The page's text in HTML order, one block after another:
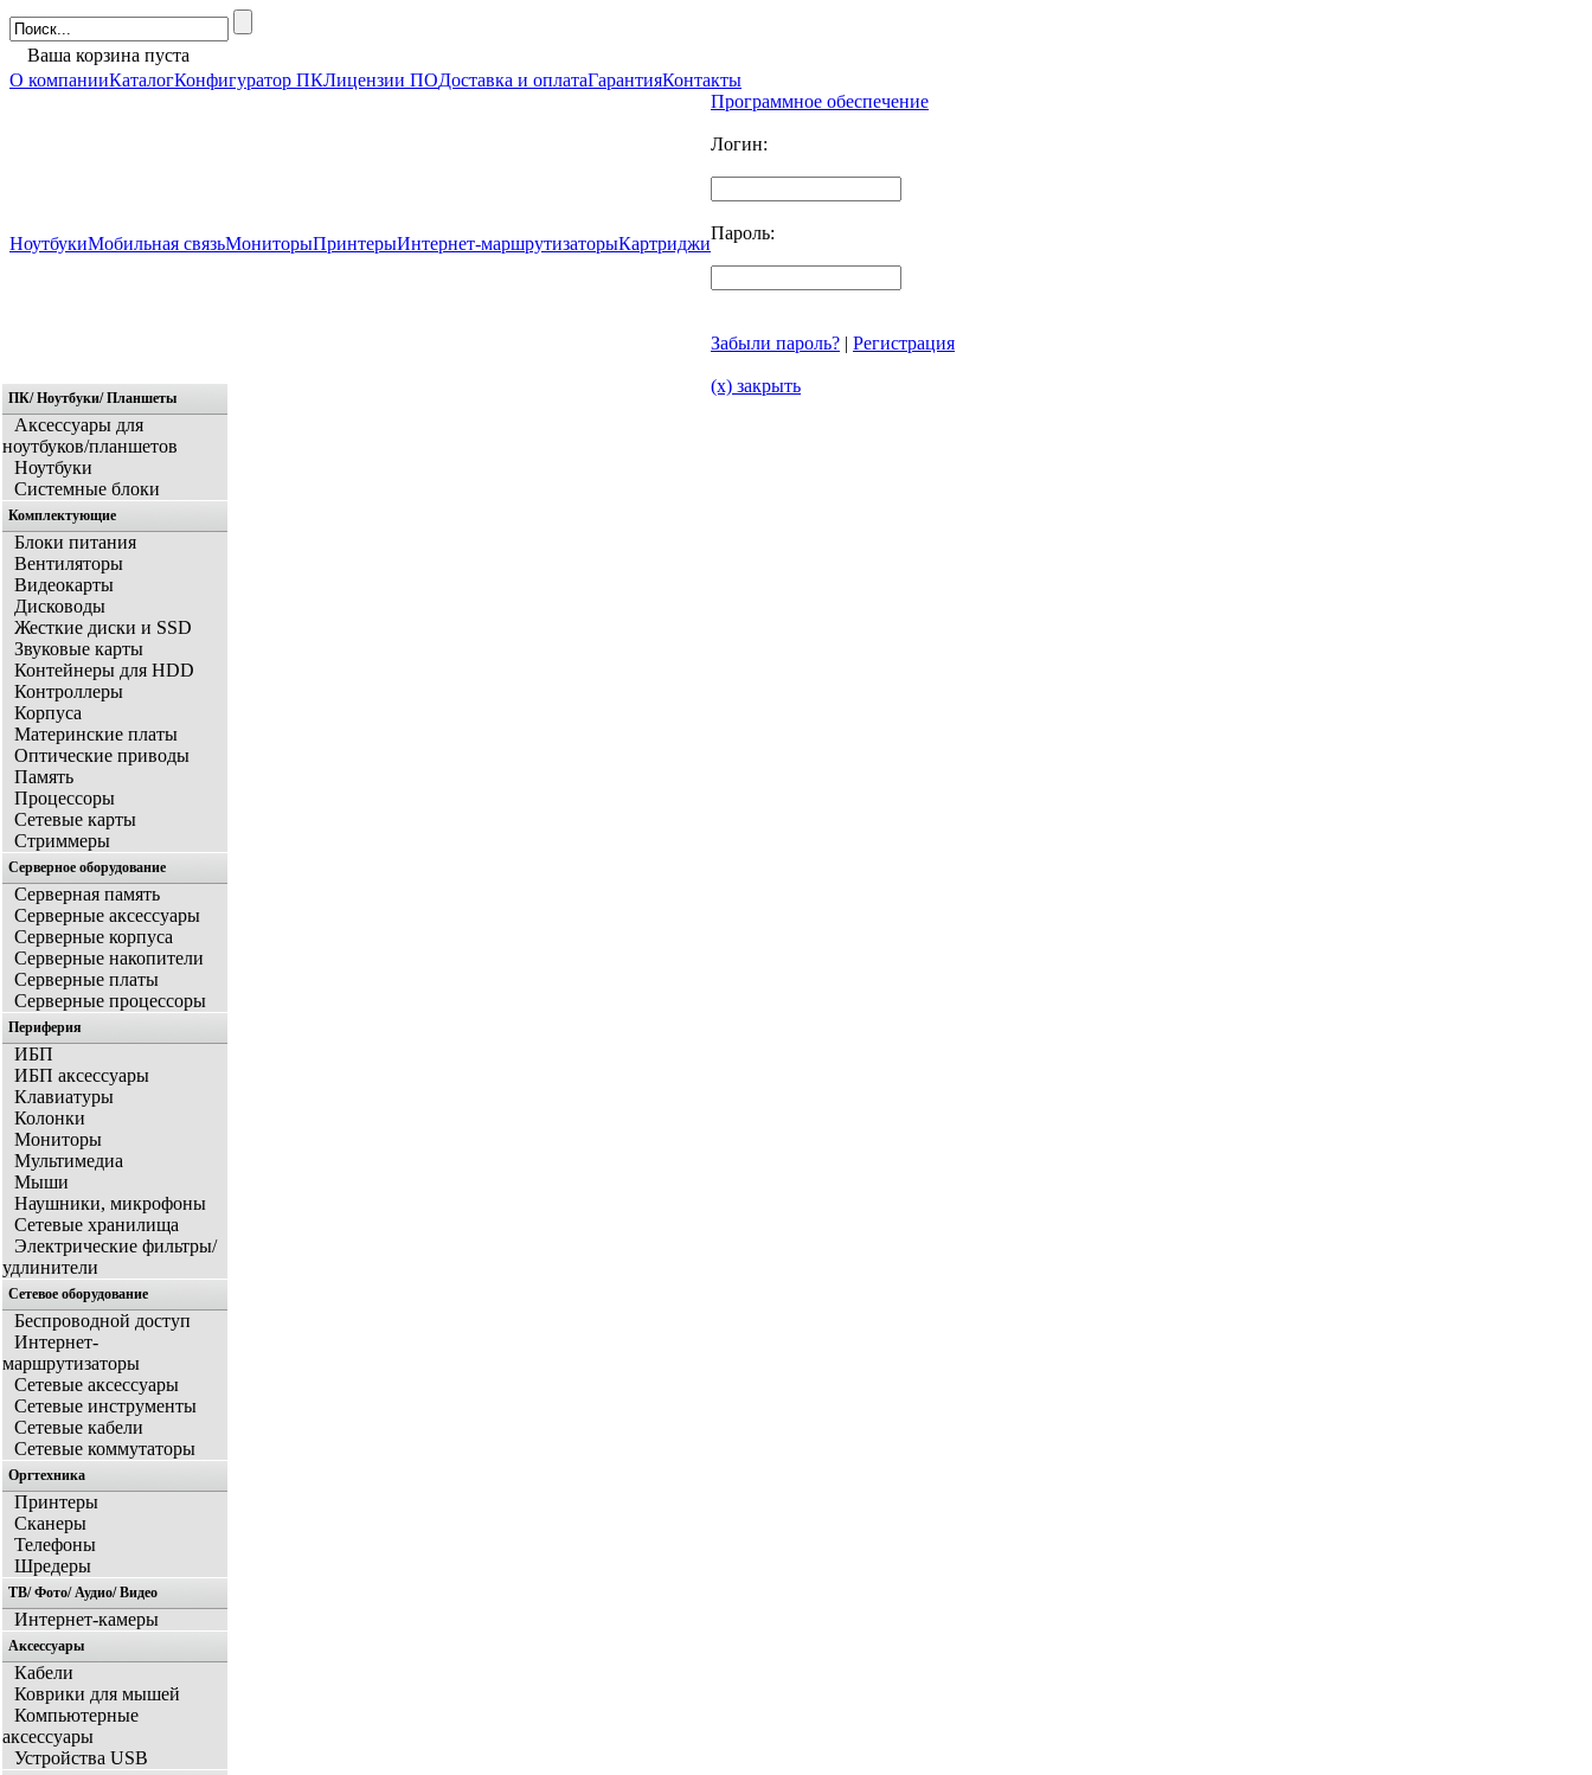
Ваша корзина пуста
О компанииКаталогКонфигуратор ПКЛицензии ПОДоставка и оплатаГарантияКонтакты
НоутбукиМобильная связьМониторыПринтерыИнтернет-маршрутизаторыКартриджи
Программное обеспечение
Логин:
Пароль:
Забыли пароль? | Регистрация
(x) закрыть
Главная
ПК/ Ноутбуки/ Планшеты
Аксессуары для
ноутбуков/планшетов
Ноутбуки
Системные блоки
Комплектующие
Блоки питания
Вентиляторы
Видеокарты
Дисководы
Жесткие диски и SSD
Звуковые карты
Контейнеры для HDD
Контроллеры
Корпуса
Материнские платы
Оптические приводы
Память
Процессоры
Сетевые карты
Стриммеры
Серверное оборудование
Серверная память
Серверные аксессуары
Серверные корпуса
Серверные накопители
Серверные платы
Серверные процессоры
Периферия
ИБП
ИБП аксессуары
Клавиатуры
Колонки
Мониторы
Мультимедиа
Мыши
Наушники, микрофоны
Сетевые хранилища
Электрические фильтры/
удлинители
Сетевое оборудование
Беспроводной доступ
Интернет-
маршрутизаторы
Сетевые аксессуары
Сетевые инструменты
Сетевые кабели
Сетевые коммутаторы
Оргтехника
Принтеры
Сканеры
Телефоны
Шредеры
ТВ/ Фото/ Аудио/ Видео
Интернет-камеры
Аксессуары
Кабели
Коврики для мышей
Компьютерные
аксессуары
Устройства USB